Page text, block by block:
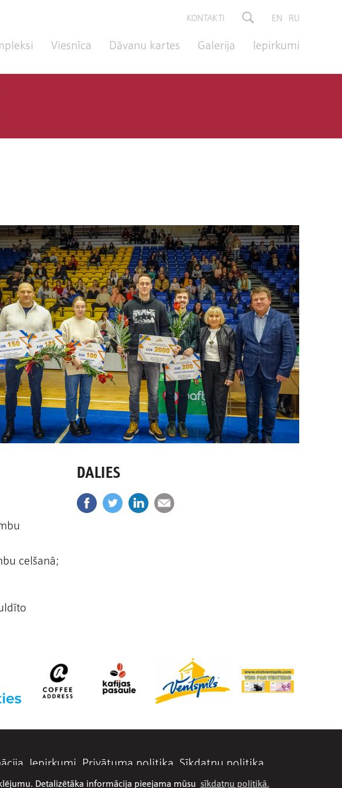
Detalizētāka informācija pieejama mūsu sīkdatņu politikā.
KONTAKTI EN RU
Viesnīca Dāvanu kartes Galerija Iepirkumi
celšanā;
DALIES
Iepirkumi Privātuma politika Sīkdatņu politika